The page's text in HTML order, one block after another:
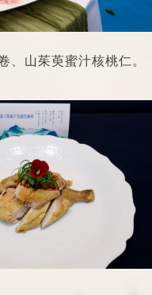
山茱萸蜜汁核桃仁。